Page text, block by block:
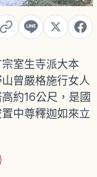
室生寺派大本
曾嚴格施行女人
約16公尺，是國
中尊釋迦如來立